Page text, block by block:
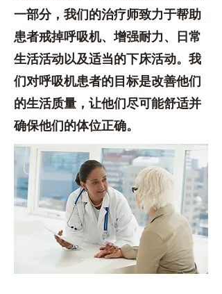
一部分，我们的治疗师致力于帮助
患者戒掉呼吸机、增强耐力、日常
生活活动以及适当的下床活动。我
们对呼吸机患者的目标是改善他们
的生活质量，让他们尽可能舒适并
确保他们的体位正确。